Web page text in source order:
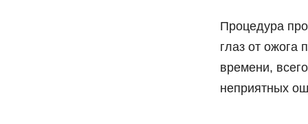
Процедура
глаз от ожога
времени,
неприятных